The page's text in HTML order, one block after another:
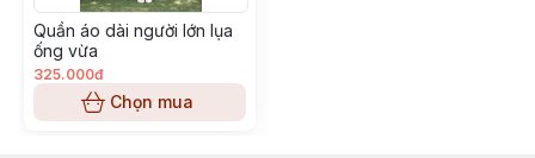
Quần áo dài người lớn lụa
ống vừa
325.000đ
Chọn mua